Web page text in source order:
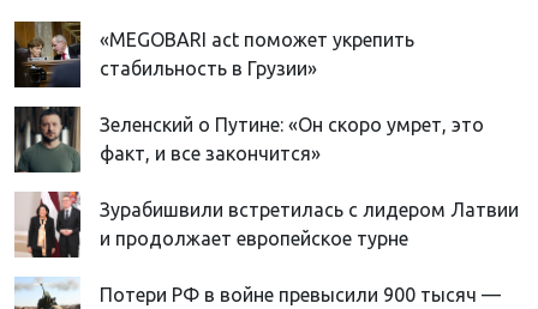
«MEGOBARI act поможет укрепить
стабильность в Грузии»
Зеленский о Путине: «Он скоро умрет, это
факт, и все закончится»
Зурабишвили встретилась с лидером Латвии
и продолжает европейское турне
Потери РФ в войне превысили 900 тысяч —